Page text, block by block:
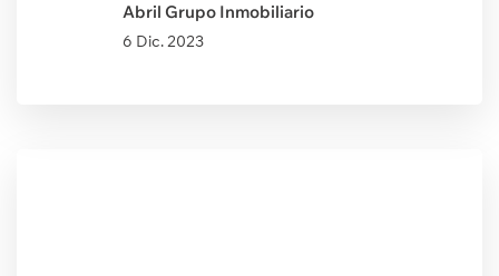
Abril Grupo Inmobiliario
6 Dic. 2023